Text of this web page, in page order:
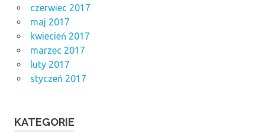
czerwiec 2017
maj 2017
kwiecień 2017
marzec 2017
luty 2017
styczeń 2017
KATEGORIE